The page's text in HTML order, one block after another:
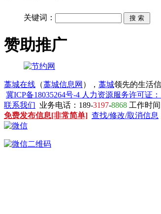
关键词：
赞助推广
藁城在线 （藁城信息网 ）， 藁城领先的生活
冀ICP备18035264号-4 人力资源服务许可证
联系我们 业务电话：189-3197-8868 工作时
免费发布信息[非常简单] 查找/修改/取消信息